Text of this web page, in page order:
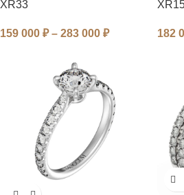
XR33
159 000 ₽ – 283 000 ₽ 182